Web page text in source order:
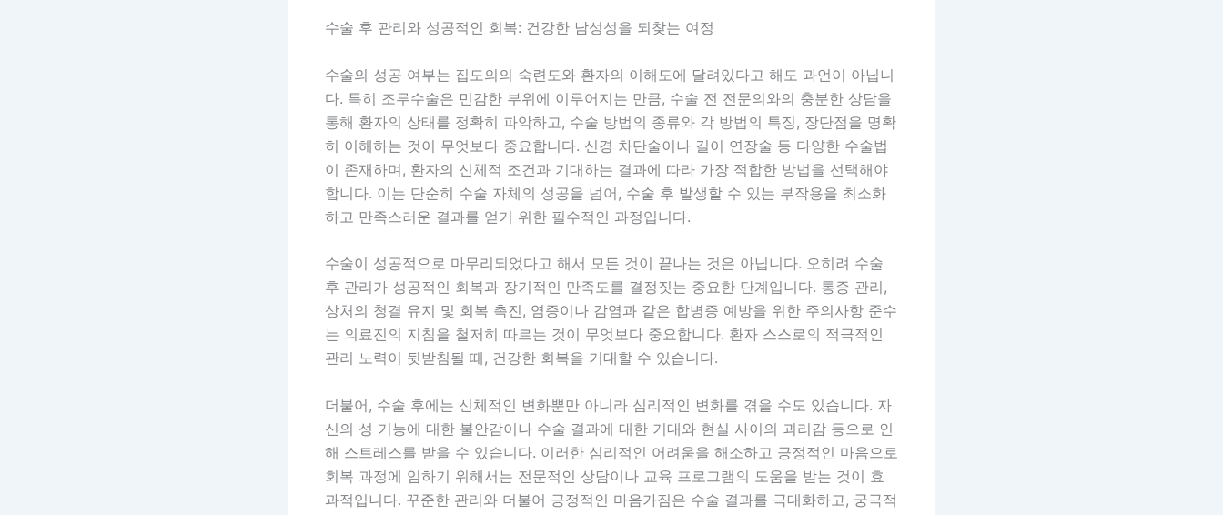
수술 후 관리와 성공적인 회복: 건강한 남성성을 되찾는 여정
수술의 성공 여부는 집도의의 숙련도와 환자의 이해도에 달려있다고 해도 과언이 아닙니
다. 특히 조루수술은 민감한 부위에 이루어지는 만큼, 수술 전 전문의와의 충분한 상담을
통해 환자의 상태를 정확히 파악하고, 수술 방법의 종류와 각 방법의 특징, 장단점을 명확
히 이해하는 것이 무엇보다 중요합니다. 신경 차단술이나 길이 연장술 등 다양한 수술법
이 존재하며, 환자의 신체적 조건과 기대하는 결과에 따라 가장 적합한 방법을 선택해야
합니다. 이는 단순히 수술 자체의 성공을 넘어, 수술 후 발생할 수 있는 부작용을 최소화
하고 만족스러운 결과를 얻기 위한 필수적인 과정입니다.
수술이 성공적으로 마무리되었다고 해서 모든 것이 끝나는 것은 아닙니다. 오히려 수술
후 관리가 성공적인 회복과 장기적인 만족도를 결정짓는 중요한 단계입니다. 통증 관리,
상처의 청결 유지 및 회복 촉진, 염증이나 감염과 같은 합병증 예방을 위한 주의사항 준수
는 의료진의 지침을 철저히 따르는 것이 무엇보다 중요합니다. 환자 스스로의 적극적인
관리 노력이 뒷받침될 때, 건강한 회복을 기대할 수 있습니다.
더불어, 수술 후에는 신체적인 변화뿐만 아니라 심리적인 변화를 겪을 수도 있습니다. 자
신의 성 기능에 대한 불안감이나 수술 결과에 대한 기대와 현실 사이의 괴리감 등으로 인
해 스트레스를 받을 수 있습니다. 이러한 심리적인 어려움을 해소하고 긍정적인 마음으로
회복 과정에 임하기 위해서는 전문적인 상담이나 교육 프로그램의 도움을 받는 것이 효
과적입니다. 꾸준한 관리와 더불어 긍정적인 마음가짐은 수술 결과를 극대화하고, 궁극적